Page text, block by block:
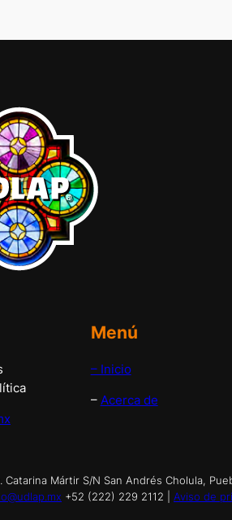
Menú
– Inicio
– Acerca de
Mártir S/N San Andrés Cholula,
+52 (222) 229 2112 | Aviso de